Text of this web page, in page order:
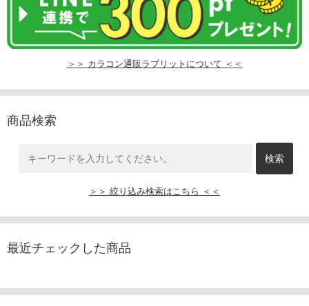
＞＞ カラコン通販ラブリットについて ＜＜
商品検索
＞＞ 絞り込み検索はこちら ＜＜
最近チェックした商品